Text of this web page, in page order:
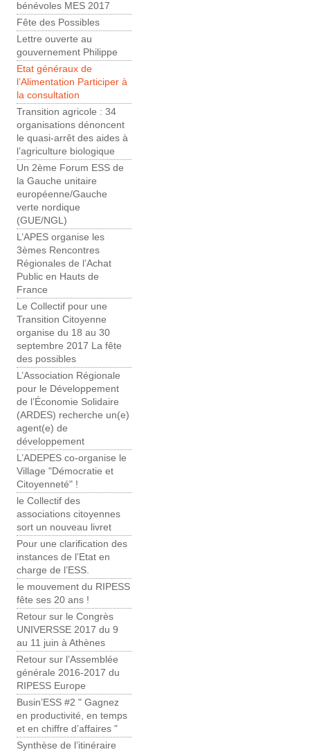
bénévoles MES 2017
Fête des Possibles
Lettre ouverte au
gouvernement Philippe
Etat généraux de
l’Alimentation Participer à
la consultation
Transition agricole : 34
organisations dénoncent
le quasi-arrêt des aides à
l’agriculture biologique
Un 2ème Forum ESS de
la Gauche unitaire
européenne/Gauche
verte nordique
(GUE/NGL)
L’APES organise les
3èmes Rencontres
Régionales de l’Achat
Public en Hauts de
France
Le Collectif pour une
Transition Citoyenne
organise du 18 au 30
septembre 2017 La fête
des possibles
L’Association Régionale
pour le Développement
de l’Économie Solidaire
(ARDES) recherche un(e)
agent(e) de
développement
L’ADEPES co-organise le
Village "Démocratie et
Citoyenneté" !
le Collectif des
associations citoyennes
sort un nouveau livret
Pour une clarification des
instances de l’Etat en
charge de l’ESS.
le mouvement du RIPESS
fête ses 20 ans !
Retour sur le Congrès
UNIVERSSE 2017 du 9
au 11 juin à Athènes
Retour sur l’Assemblée
générale 2016-2017 du
RIPESS Europe
Busin’ESS #2 " Gagnez
en productivité, en temps
et en chiffre d’affaires "
Synthèse de l’itinéraire